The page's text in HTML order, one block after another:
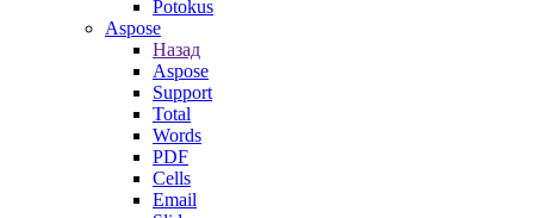
Potokus
Aspose
Назад
Aspose
Support
Total
Words
PDF
Cells
Email